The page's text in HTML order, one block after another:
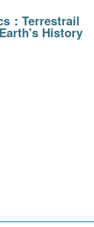
：Terrestrail
History